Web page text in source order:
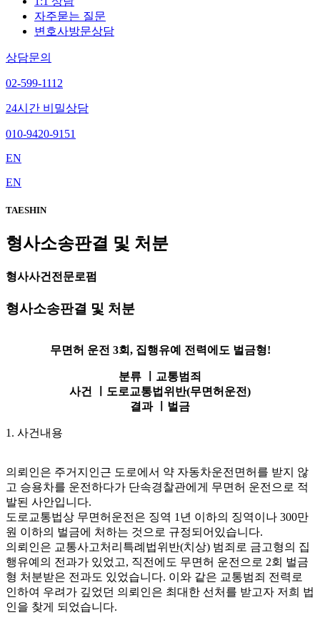
자주묻는 질문
변호사방문상담
상담문의
02-599-1112
24시간 비밀상담
010-9420-9151
EN
EN
TAESHIN
형사소송판결 및 처분
형사사건전문로펌
형사소송판결 및 처분
무면허 운전 3회, 집행유예 전력에도 벌금형!
분류 ㅣ
교통범죄
사건 ㅣ 도로교통법위반(무면허운전)
결과 ㅣ 벌금
1. 사건내용
의뢰인은 주거지인근 도로에서 약 자동차운전면허를 받지 않
고 승용차를 운전하다가 단속경찰관에게 무면허 운전으로 적
발된 사안입니다.
도로교통법상 무면허운전은 징역 1년 이하의 징역이나 300만
원 이하의 벌금에 처하는 것으로 규정되어있습니다.
의뢰인은 교통사고처리특례법위반(치상) 범죄로 금고형의 집
행유예의 전과가 있었고, 직전에도 무면허 운전으로 2회 벌금
형 처분받은 전과도 있었습니다. 이와 같은 교통범죄 전력로
인하여 우려가 깊었던 의뢰인은 최대한 선처를 받고자 저희 법
인을 찾게 되었습니다.